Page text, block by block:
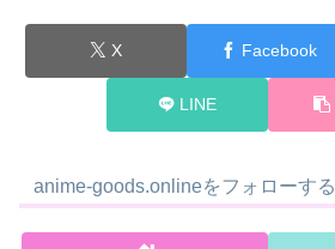
X Facebook
LINE
anime-goods.onlineをフォローする